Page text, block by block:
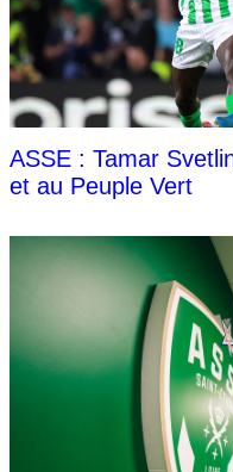
ASSE : Tamar
et au Peuple Vert